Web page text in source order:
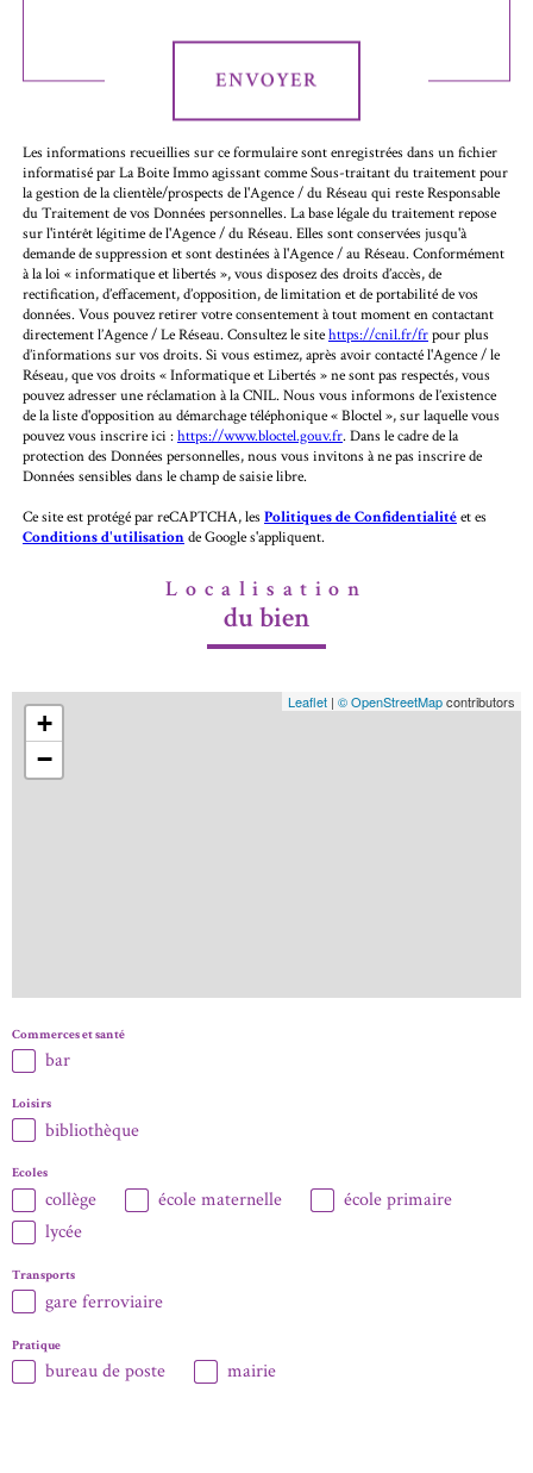
ENVOYER
Les informations recueillies sur ce formulaire sont enregistrées dans un fichier
informatisé par La Boite Immo agissant comme Sous-traitant du traitement pour
la gestion de la clientèle/prospects de l'Agence / du Réseau qui reste Responsable
du Traitement de vos Données personnelles. La base légale du traitement repose
sur l'intérêt légitime de l'Agence / du Réseau. Elles sont conservées jusqu'à
demande de suppression et sont destinées à l'Agence / au Réseau. Conformément
à la loi « informatique et libertés », vous disposez des droits d’accès, de
rectification, d’effacement, d’opposition, de limitation et de portabilité de vos
données. Vous pouvez retirer votre consentement à tout moment en contactant
directement l’Agence / Le Réseau. Consultez le sitehttps://cnil.fr/frpour plus
d’informations sur vos droits. Si vous estimez, après avoir contacté l'Agence / le
Réseau, que vos droits « Informatique et Libertés » ne sont pas respectés, vous
pouvez adresser une réclamation à la CNIL. Nous vous informons de l’existence
de la liste d'opposition au démarchage téléphonique « Bloctel », sur laquelle vous
pouvez vous inscrire ici :https://www.bloctel.gouv.fr. Dans le cadre de la
protection des Données personnelles, nous vous invitons à ne pas inscrire de
Données sensibles dans le champ de saisie libre.
Ce site est protégé par reCAPTCHA, lesPolitiques de Confidentialitéet es
Conditions d'utilisationde Google s'appliquent.
Localisation
du bien
+
−
Leaflet | © OpenStreetMapcontributors
Commerces et santé
bar
Loisirs
bibliothèque
Ecoles
collège école maternelle
école primaire
lycée
Transports
gare ferroviaire
Pratique
bureau de poste mairie